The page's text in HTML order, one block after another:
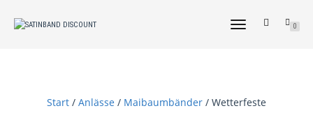
NAVIGATION
0
Start / Anlässe / Maibaumbänder / Wetterfeste